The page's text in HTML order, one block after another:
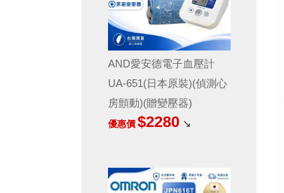
AND愛安德電子血壓計
UA-651(日本原裝)(偵測心
房顫動)(贈變壓器)
優惠價 $2280↘